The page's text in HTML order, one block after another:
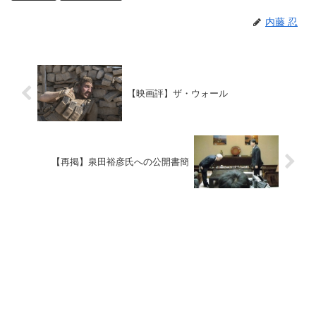
内藤 忍
【映画評】ザ・ウォール
【再掲】泉田裕彦氏への公開書簡